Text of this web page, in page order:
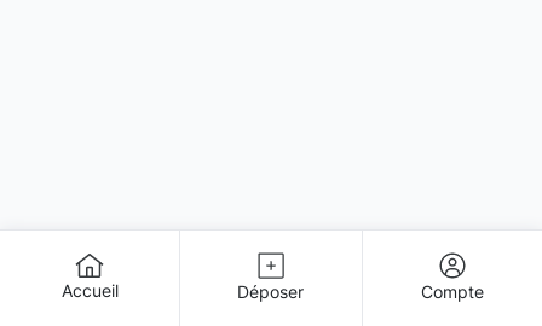
Accueil Déposer Compte